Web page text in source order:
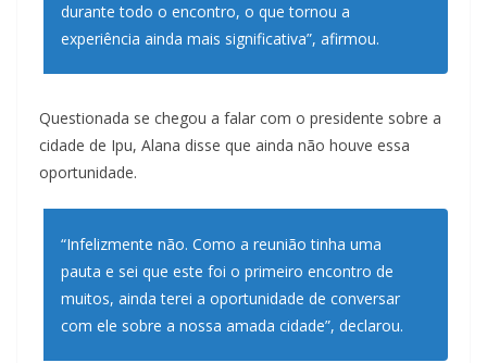
durante todo o encontro, o que tornou a
experiência ainda mais significativa”, afirmou.
Questionada se chegou a falar com o presidente sobre a
cidade de Ipu, Alana disse que ainda não houve essa
oportunidade.
“Infelizmente não. Como a reunião tinha uma
pauta e sei que este foi o primeiro encontro de
muitos, ainda terei a oportunidade de conversar
com ele sobre a nossa amada cidade”, declarou.